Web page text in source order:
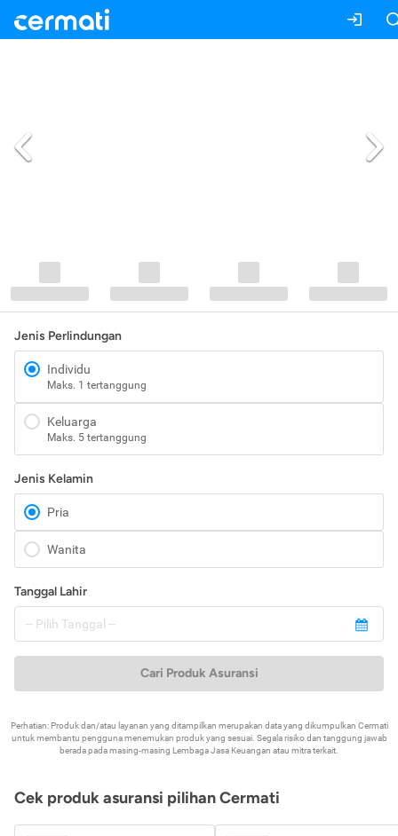
Jenis Perlindungan
Individu
Maks. 1 tertanggung
Keluarga
Maks. 5 tertanggung
Jenis Kelamin
Pria
Wanita
Tanggal Lahir
Cari Produk Asuransi
Perhatian: Produk dan/atau layanan yang ditampilkan merupakan data yang dikumpulkan Cermati
untuk membantu pengguna menemukan produk yang sesuai. Segala risiko dan tanggung jawab
berada pada masing-masing Lembaga Jasa Keuangan atau mitra terkait.
Cek produk asuransi pilihan Cermati